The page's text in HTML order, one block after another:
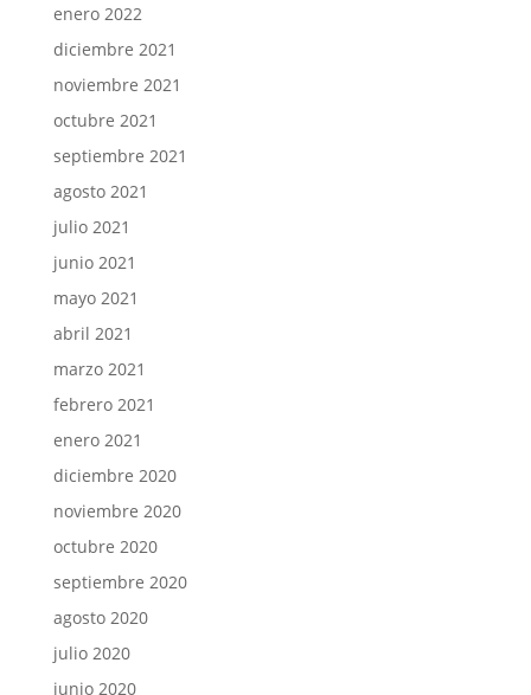
enero 2022
diciembre 2021
noviembre 2021
octubre 2021
septiembre 2021
agosto 2021
julio 2021
junio 2021
mayo 2021
abril 2021
marzo 2021
febrero 2021
enero 2021
diciembre 2020
noviembre 2020
octubre 2020
septiembre 2020
agosto 2020
julio 2020
junio 2020